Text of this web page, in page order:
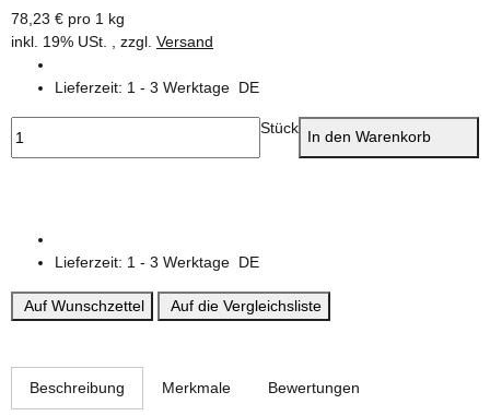
78,23 € pro 1 kg
inkl. 19% USt. , zzgl. Versand
Lieferzeit: 1 - 3 Werktage DE
Stück In den Warenkorb
Lieferzeit: 1 - 3 Werktage DE
Auf Wunschzettel Auf die Vergleichsliste
Beschreibung Merkmale Bewertungen